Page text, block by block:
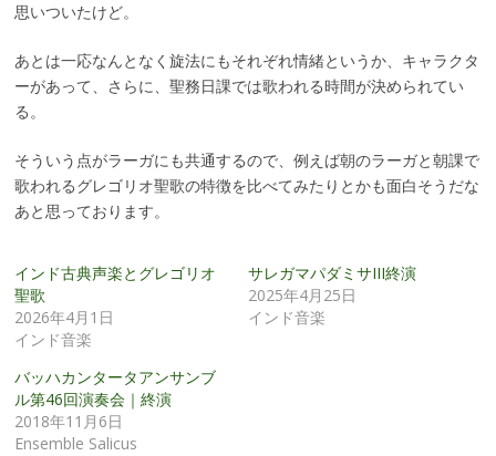
思いついたけど。
あとは一応なんとなく旋法にもそれぞれ情緒というか、キャラクタ
ーがあって、さらに、聖務日課では歌われる時間が決められてい
る。
そういう点がラーガにも共通するので、例えば朝のラーガと朝課で
歌われるグレゴリオ聖歌の特徴を比べてみたりとかも面白そうだな
あと思っております。
インド古典声楽とグレゴリオ
聖歌
2026年4月1日
インド音楽
サレガマパダミサIII終演
2025年4月25日
インド音楽
バッハカンタータアンサンブ
ル第46回演奏会｜終演
2018年11月6日
Ensemble Salicus